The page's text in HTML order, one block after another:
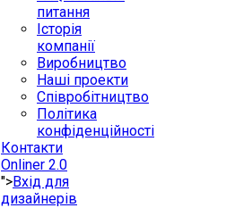
питання
Історія
компанії
Виробництво
Наші проекти
Співробітництво
Політика
конфіденційності
Контакти
Onliner 2.0
">Вхід для
дизайнерів